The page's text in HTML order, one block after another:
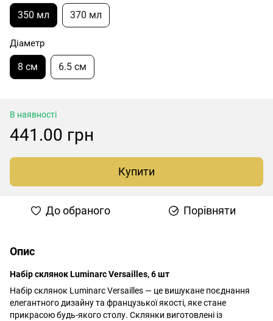
350 мл 370 мл
Діаметр
8 см 6.5 см
В наявності
441.00 грн
Купити
До обраного Порівняти
Опис
Набір склянок Luminarc Versailles, 6 шт
Набір склянок Luminarc Versailles — це вишукане поєднання
елегантного дизайну та французької якості, яке стане
прикрасою будь-якого столу. Склянки виготовлені із